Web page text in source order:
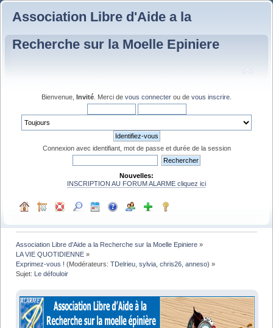
Association Libre d'Aide a la
Recherche sur la Moelle Epiniere
Bienvenue, Invité . Merci de vous connecter ou de vous inscrire
Connexion avec identifiant, mot de passe et durée de la session
Nouvelles:
INSCRIPTION AU FORUM ALARME cliquez ici
Association Libre d'Aide a la Recherche sur la Moelle Epiniere »
LA VIE QUOTIDIENNE »
Exprimez-vous ! (Modérateurs:TDelrieu ,sylvia ,chris26 ,anneso) »
Sujet: Le défouloir